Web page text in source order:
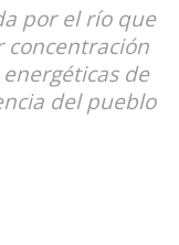
por el río que
concentración
de
del pueblo